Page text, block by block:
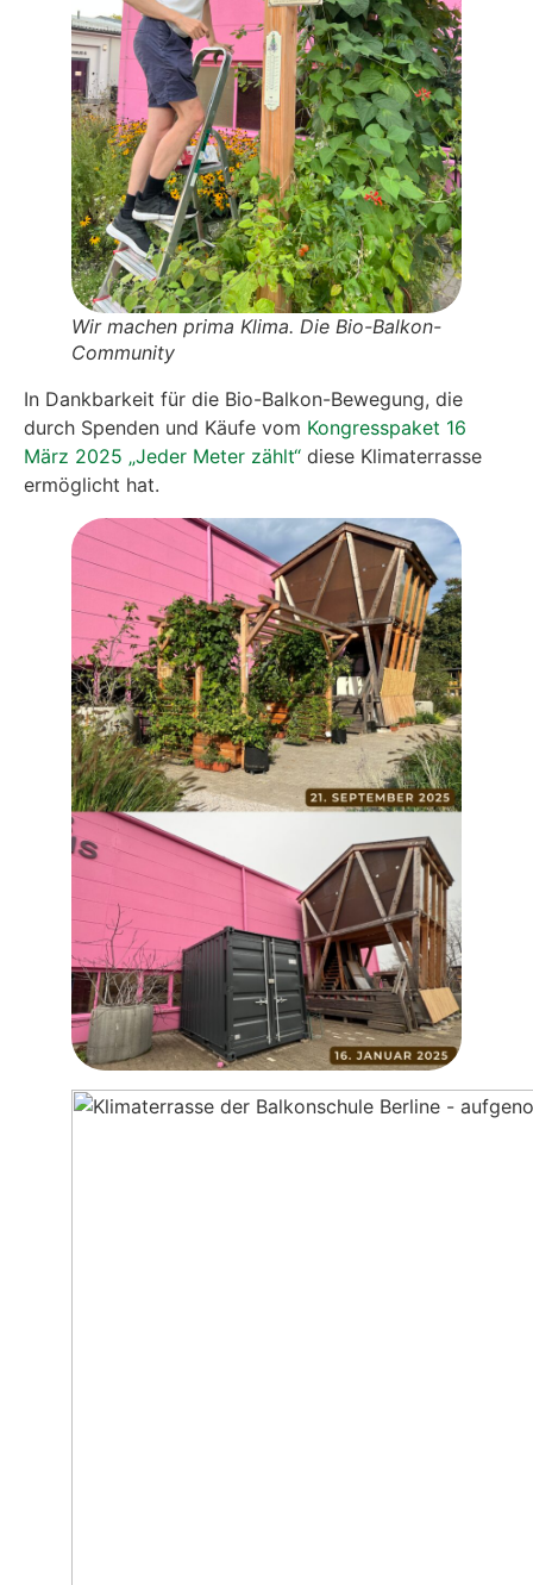
Wir machen pri­ma Kli­ma. Die Bio-Bal­kon-
Com­mu­ni­ty
In Dank­bar­keit für die Bio-Bal­kon-Bewe­gung, die
durch Spen­den und Käu­fe vom Kon­gress­pa­ket 16
März 2025 „Jeder Meter zählt“ die­se Kli­ma­ter­ras­se
ermög­licht hat.